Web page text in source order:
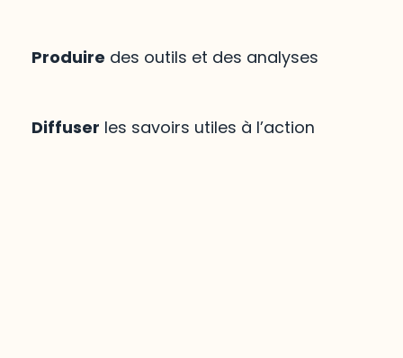
Produire des outils et des analyses
Diffuser les savoirs utiles à l’action